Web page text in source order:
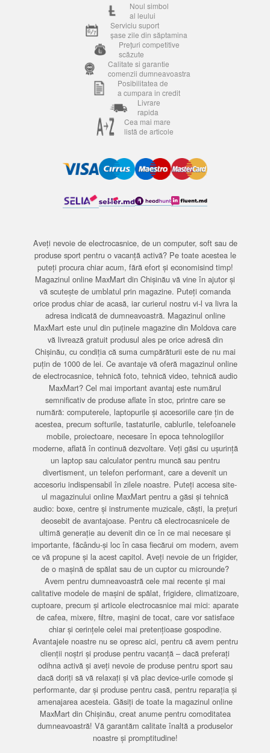
Noul simbol
al leului
Serviciu suport
șase zile din săptamina
Prețuri competitive
scăzute
Calitate si garantie
comenzii dumneavoastra
Posibilitatea de
a cumpara in credit
Livrare
rapida
Cea mai mare
listă de articole
Aveți nevoie de electrocasnice, de un computer, soft sau de
produse sport pentru o vacanță activă? Pe toate acestea le
puteți procura chiar acum, fără efort și economisind timp!
Magazinul online MaxMart din Chișinău vă vine în ajutor și
vă scutește de umblatul prin magazine. Puteți comanda
orice produs chiar de acasă, iar curierul nostru vi-l va livra la
adresa indicată de dumneavoastră. Magazinul online
MaxMart este unul din puținele magazine din Moldova care
vă livrează gratuit produsul ales pe orice adresă din
Chișinău, cu condiția că suma cumpărăturii este de nu mai
puțin de 1000 de lei. Ce avantaje vă oferă magazinul online
de electrocasnice, tehnică foto, tehnică video, tehnică audio
MaxMart? Cel mai important avantaj este numărul
semnificativ de produse aflate în stoc, printre care se
numără: computerele, laptopurile și accesoriile care țin de
acestea, precum softurile, tastaturile, cablurile, telefoanele
mobile, proiectoare, necesare în epoca tehnologiilor
moderne, aflată în continuă dezvoltare. Veți găsi cu ușurință
un laptop sau calculator pentru muncă sau pentru
divertisment, un telefon performant, care a devenit un
accesoriu indispensabil în zilele noastre. Puteți accesa site-
ul magazinului online MaxMart pentru a găsi și tehnică
audio: boxe, centre și instrumente muzicale, căști, la prețuri
deosebit de avantajoase. Pentru că electrocasnicele de
ultimă generație au devenit din ce în ce mai necesare și
importante, făcându-și loc în casa fiecărui om modern, avem
ce vă propune și la acest capitol. Aveți nevoie de un frigider,
de o mașină de spălat sau de un cuptor cu microunde?
Avem pentru dumneavoastră cele mai recente și mai
calitative modele de mașini de spălat, frigidere, climatizoare,
cuptoare, precum și articole electrocasnice mai mici: aparate
de cafea, mixere, filtre, mașini de tocat, care vor satisface
chiar și cerințele celei mai pretențioase gospodine.
Avantajele noastre nu se opresc aici, pentru că avem pentru
clienții noștri și produse pentru vacanță – dacă preferați
odihna activă și aveți nevoie de produse pentru sport sau
dacă doriți să vă relaxați și vă plac device-urile comode și
performante, dar și produse pentru casă, pentru reparația și
amenajarea acesteia. Găsiți de toate la magazinul online
MaxMart din Chișinău, creat anume pentru comoditatea
dumneavoastră! Vă garantăm calitate înaltă a produselor
noastre și promptitudine!